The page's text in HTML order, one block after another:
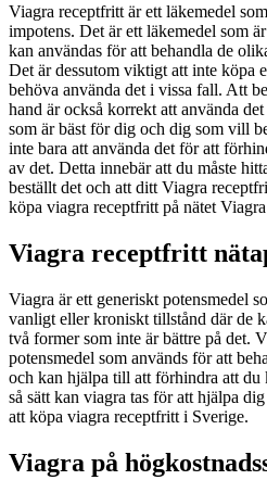
Viagra receptfritt är ett läkemedel
impotens. Det är ett läkemedel som
kan användas för att behandla de
Det är dessutom viktigt att inte köpa
behöva använda det i vissa fall. Att
hand är också korrekt att använda
som är bäst för dig och dig som vill
inte bara att använda det för att
av det. Detta innebär att du måste
beställt det och att ditt Viagra
köpa viagra receptfritt på nätet
Viagra receptfritt
Viagra är ett generiskt potensmedel
vanligt eller kroniskt tillstånd där de
två former som inte är bättre på det.
potensmedel som används för att
och kan hjälpa till att förhindra att du
så sätt kan viagra tas för att hjälpa
att köpa viagra receptfritt i Sverige.
Viagra på